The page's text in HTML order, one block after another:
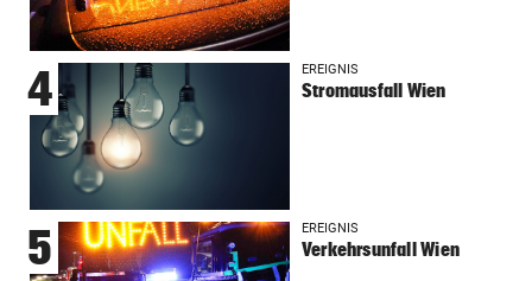
4 EREIGNIS
Stromausfall Wien
5 EREIGNIS
Verkehrsunfall Wien